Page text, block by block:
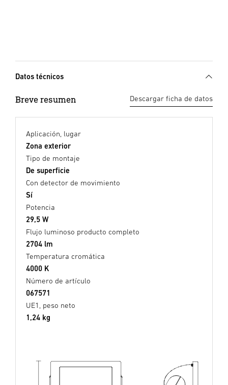
Datos técnicos
Breve resumen Descargar ficha de datos
Aplicación, lugar
Zona exterior
Tipo de montaje
De superficie
Con detector de movimiento
Sí
Potencia
29,5 W
Flujo luminoso producto completo
2704 lm
Temperatura cromática
4000 K
Número de artículo
067571
UE1, peso neto
1,24 kg